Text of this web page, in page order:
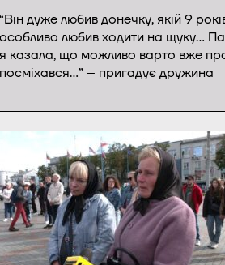
“Він дуже любив донечку, якій 9
особливо любив ходити на щуку…
я казала, що можливо варто вже
посміхався…” – пригадує дружина